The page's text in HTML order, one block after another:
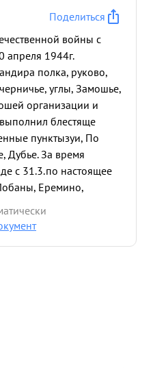
Поделиться
войны с
апреля 1944г.
полка, руково,
углы, Замошье,
организации и
блестяще
пунктызуи, По
Дубье. За время
с 31.3.по настоящее
Еремино,
тов. Ларкой
в боевых
реальную помощь